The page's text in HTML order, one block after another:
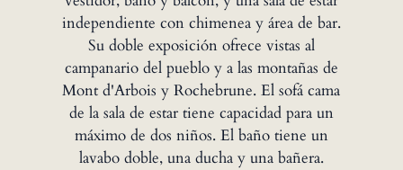
independiente con chimenea y área de bar.
Su doble exposición ofrece vistas al
campanario del pueblo y a las montañas de
Mont d'Arbois y Rochebrune. El sofá cama
de la sala de estar tiene capacidad para un
máximo de dos niños. El baño tiene un
lavabo doble, una ducha y una bañera.